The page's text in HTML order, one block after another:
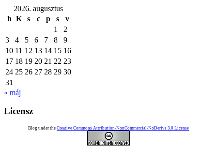
2026. augusztus
h K s c p s
v
1
2
3
4 5 6 7 8
9
10 11 12 13 14 15 16
17 18 19 20 21 22 23
24 25 26 27 28 29 30
31
« máj
Licensz
Blog under the Creative Commons Attribution-NonCommercial-NoDerivs 3.0 License